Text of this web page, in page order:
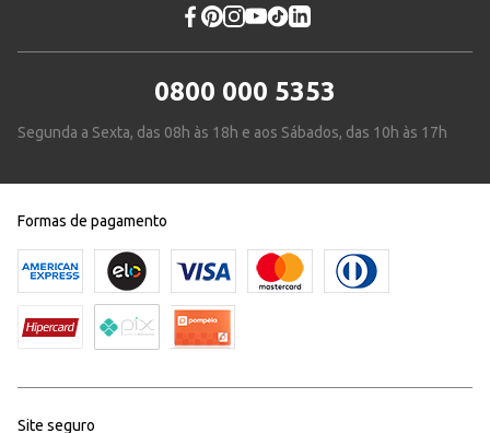
0800 000 5353
Segunda a Sexta, das 08h às 18h e aos Sábados, das 10h às 17h
Formas de pagamento
Site seguro